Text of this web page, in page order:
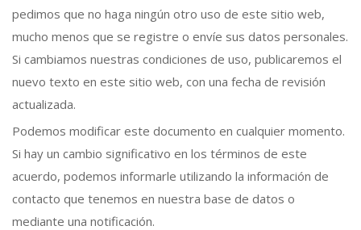
pedimos que no haga ningún otro uso de este sitio web,
mucho menos que se registre o envíe sus datos personales.
Si cambiamos nuestras condiciones de uso, publicaremos el
nuevo texto en este sitio web, con una fecha de revisión
actualizada.
Podemos modificar este documento en cualquier momento.
Si hay un cambio significativo en los términos de este
acuerdo, podemos informarle utilizando la información de
contacto que tenemos en nuestra base de datos o
mediante una notificación.